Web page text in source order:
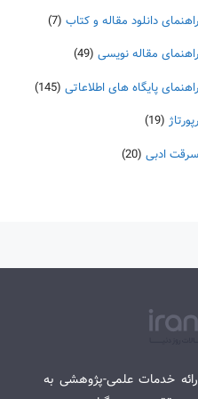
راهنمای دانلود مقاله و کتاب (7)
راهنمای مقاله نویسی (49)
راهنمای پایگاه های اطلاعاتی (145)
رپورتاژ (19)
سرقت ادبی (20)
خدمات علمی-پژوهشی به